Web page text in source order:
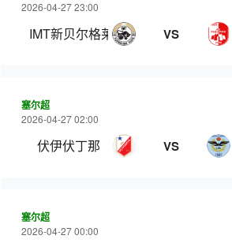
2026-04-27 23:00
IMT新贝尔格莱德 VS
塞尔超
2026-04-27 02:00
伏伊伏丁那 VS
塞尔超
2026-04-27 00:00